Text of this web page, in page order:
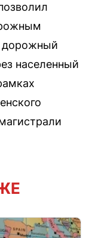
дорожный
населенный